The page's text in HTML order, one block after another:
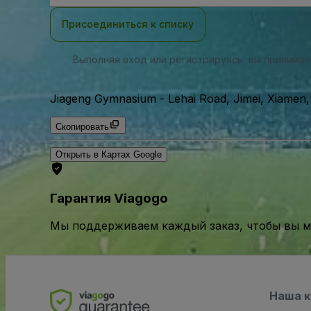
Присоединиться к списку
Выполняя вход или регистрируясь, вы
Jiageng Gymnasium - Lehai Road, Jimei,
Скопировать
Открыть в Картах Google
Гарантия Viagogo
Мы поддерживаем каждый заказ, чтобы вы
Наша